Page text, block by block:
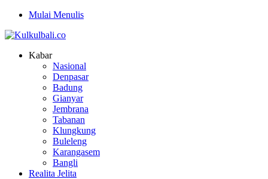
Mulai Menulis
Kabar
Nasional
Denpasar
Badung
Gianyar
Jembrana
Tabanan
Klungkung
Buleleng
Karangasem
Bangli
Realita Jelita